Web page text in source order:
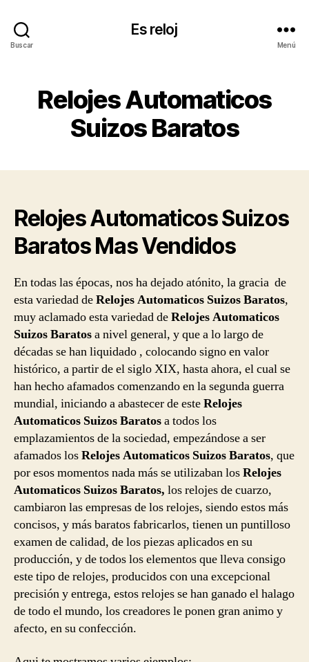
Buscar
Es reloj
Menú
Relojes Automaticos
Suizos Baratos
Relojes Automaticos Suizos
Baratos Mas Vendidos
En todas las épocas, nos ha dejado atónito, la gracia de
esta variedad deRelojes Automaticos Suizos Baratos,
muy aclamado esta variedad deRelojes Automaticos
Suizos Baratosa nivel general, y que a lo largo de
décadas se han liquidado , colocando signo en valor
histórico, a partir de el siglo XIX, hasta ahora, el cual se
han hecho afamados comenzando en la segunda guerra
mundial, iniciando a abastecer de esteRelojes
Automaticos Suizos Baratosa todos los
emplazamientos de la sociedad, empezándose a ser
afamados losRelojes Automaticos Suizos Baratos, que
por esos momentos nada más se utilizaban losRelojes
Automaticos Suizos Baratos, los relojes de cuarzo,
cambiaron las empresas de los relojes, siendo estos más
concisos, y más baratos fabricarlos, tienen un puntilloso
examen de calidad, de los piezas aplicados en su
producción, y de todos los elementos que lleva consigo
este tipo de relojes, producidos con una excepcional
precisión y entrega, estos relojes se han ganado el halago
de todo el mundo, los creadores le ponen gran animo y
afecto, en su confección.